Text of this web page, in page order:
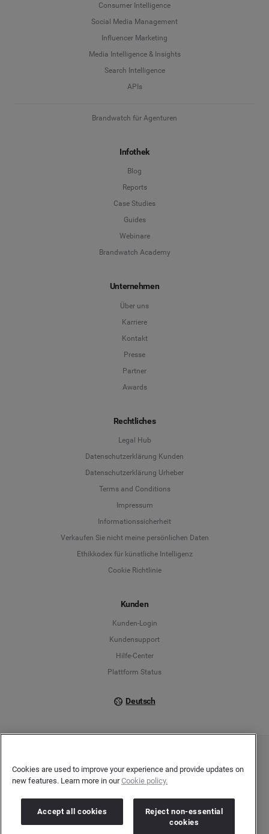
Consumer Intelligence
Social Media Management
Influencer Marketing
Media Intelligence & Insights
Search Intelligence
APIs
Brandwatch für Agenturen
Infothek
Blog
Reports
Case Studies
Guides
Webinare
Brandwatch Academy
Unternehmen
Über uns
Karriere
Kontakt
Presse
Partner
Awards
Rechtliches
Legal Hub
Datenschutzerklärung Kunden
Datenschutzerklärung Urheber
Terms and Conditions
Impressum
Informationssicherheit
Verkaufen Sie nicht meine persönlichen Daten
Ethikkodex für künstliche Intelligenz
Cookie Richtlinie
Kunden
Kunden-Login
Kundensupport
Hilfe-Center
Plattform Status
Deutsch
Deutsch
English
60549 Frankfurt/Main
Registergericht: Amtsgericht Frankfurt am Main | Registernummer: HRB 138083 |
Umsatzsteuer-Identifikationsnummer: DE278408482
Cookies are used to improve your experience and provide updates on
new features. Learn more in ourCookie policy.
Accept all cookies
Reject non-essential
cookies